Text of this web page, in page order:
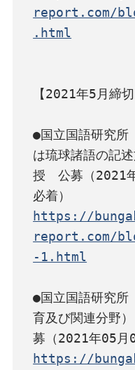
report.com/
.html
【2021年5月締切
●国立国語研究所
は琉球諸語の記
授　公募（2021
https://
report.com/
-1.html
●国立国語研究所
育及び関連分野
https://